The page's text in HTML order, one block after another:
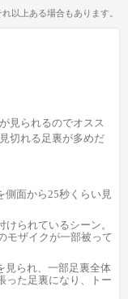
して見せてくれるの
以上ある場合もあります。
見られるのでオスス
切れる足裏が多めだ
面から25秒くらい見
られているシーン。
モザイクが一部被って
見られ、一部足裏全体
った足裏になり、トー